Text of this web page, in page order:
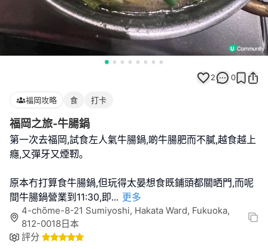
2 0
福岡攻略 食 打卡
福岡之旅-牛腸鍋
第一次去福岡,試食左人氣牛腸鍋,啲牛腸肥而不膩,越食越上
癮,又彈牙又煙靭｡
原本冇打算食牛腸鍋,但玩得太晏想食既鋪頭都關晒門,而呢
間牛腸鍋營業到11:30,即... 更多
4-chōme-8-21 Sumiyoshi, Hakata Ward, Fukuoka,
812-0018日本
評分